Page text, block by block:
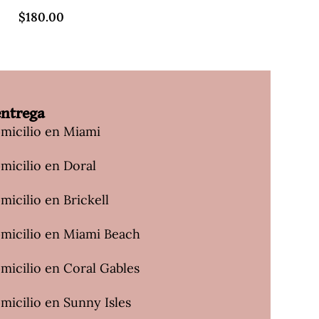
$180.00
en Miami
en Doral
en Brickell
en Miami Beach
en Coral Gables
en Sunny Isles